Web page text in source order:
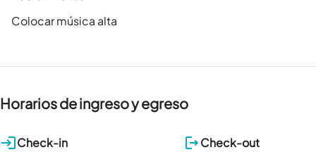
Colocar música alta
Horarios de ingreso y egreso
Check-in
Check-out